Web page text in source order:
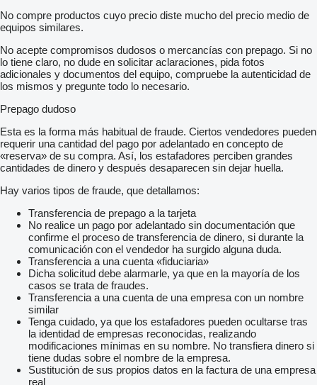
No compre productos cuyo precio diste mucho del precio medio de
equipos similares.
No acepte compromisos dudosos o mercancías con prepago. Si no
lo tiene claro, no dude en solicitar aclaraciones, pida fotos
adicionales y documentos del equipo, compruebe la autenticidad de
los mismos y pregunte todo lo necesario.
Prepago dudoso
Esta es la forma más habitual de fraude. Ciertos vendedores pueden
requerir una cantidad del pago por adelantado en concepto de
«reserva» de su compra. Así, los estafadores perciben grandes
cantidades de dinero y después desaparecen sin dejar huella.
Hay varios tipos de fraude, que detallamos:
Transferencia de prepago a la tarjeta
No realice un pago por adelantado sin documentación que
confirme el proceso de transferencia de dinero, si durante la
comunicación con el vendedor ha surgido alguna duda.
Transferencia a una cuenta «fiduciaria»
Dicha solicitud debe alarmarle, ya que en la mayoría de los
casos se trata de fraudes.
Transferencia a una cuenta de una empresa con un nombre
similar
Tenga cuidado, ya que los estafadores pueden ocultarse tras
la identidad de empresas reconocidas, realizando
modificaciones mínimas en su nombre. No transfiera dinero si
tiene dudas sobre el nombre de la empresa.
Sustitución de sus propios datos en la factura de una empresa
real